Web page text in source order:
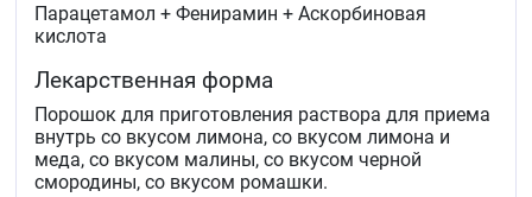
Парацетамол + Фенирамин + Аскорбиновая
кислота
Лекарственная форма
Порошок для приготовления раствора для приема
внутрь со вкусом лимона, со вкусом лимона и
меда, со вкусом малины, со вкусом черной
смородины, со вкусом ромашки.